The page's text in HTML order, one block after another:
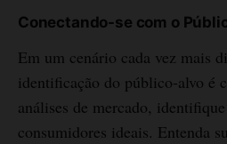
Conectando-se com o
Em um cenário cada vez mais
identificação do público-alvo é
análises de mercado,
consumidores ideais. Entenda